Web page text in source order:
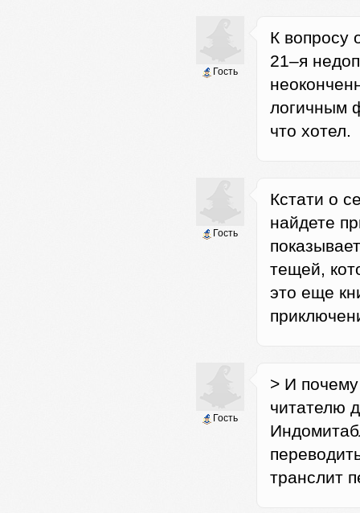
Гость
К вопросу
21–я
логичным
что хотел.
Гость
Кстати о
найдете
тещей,
это еще
Гость
> И
читателю
транслит